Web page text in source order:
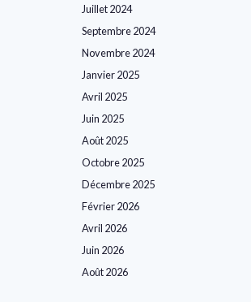
Juillet 2024
Septembre 2024
Novembre 2024
Janvier 2025
Avril 2025
Juin 2025
Août 2025
Octobre 2025
Décembre 2025
Février 2026
Avril 2026
Juin 2026
Août 2026